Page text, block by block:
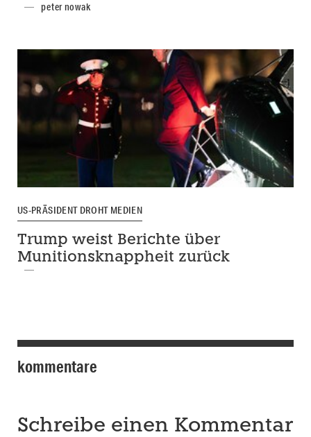
peter nowak
US-PRÄSIDENT DROHT MEDIEN
Trump weist Berichte über
Munitionsknappheit zurück
kommentare
Schreibe einen Kommentar